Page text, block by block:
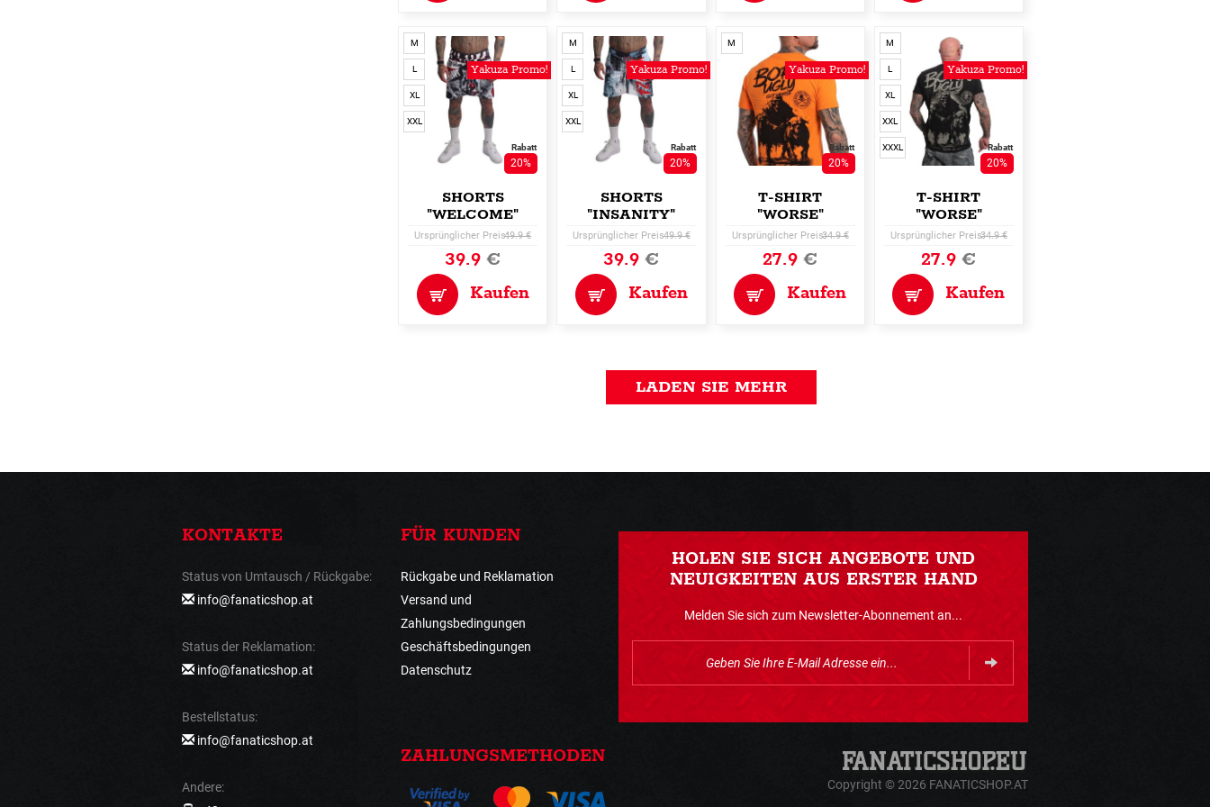
Yakuza Promo!
M
L
XL
XXL
Rabatt
20%
SHORTS
"WELCOME"
Ursprünglicher Preis:49.9 €
39.9€
Kaufen
Yakuza Promo!
M
L
XL
XXL
Rabatt
20%
SHORTS
"INSANITY"
Ursprünglicher Preis:49.9 €
39.9€
Kaufen
Yakuza Promo!
M
Rabatt
20%
T-SHIRT
"WORSE"
Ursprünglicher Preis:34.9 €
27.9€
Kaufen
Yakuza Promo!
M
L
XL
XXL
XXXL Rabatt
20%
T-SHIRT
"WORSE"
Ursprünglicher Preis:34.9 €
27.9€
Kaufen
LADEN SIE MEHR
KONTAKTE
Status von Umtausch / Rückgabe:
info@fanaticshop.at
Status der Reklamation:
info@fanaticshop.at
Bestellstatus:
info@fanaticshop.at
Andere:
FÜR KUNDEN
Rückgabe und Reklamation
Versand und
Zahlungsbedingungen
Geschäftsbedingungen
Datenschutz
ZAHLUNGSMETHODEN
HOLEN SIE SICH ANGEBOTE UND
NEUIGKEITEN AUS ERSTER HAND
Melden Sie sich zum Newsletter-Abonnement an...
Copyright © 2026 FANATICSHOP.AT